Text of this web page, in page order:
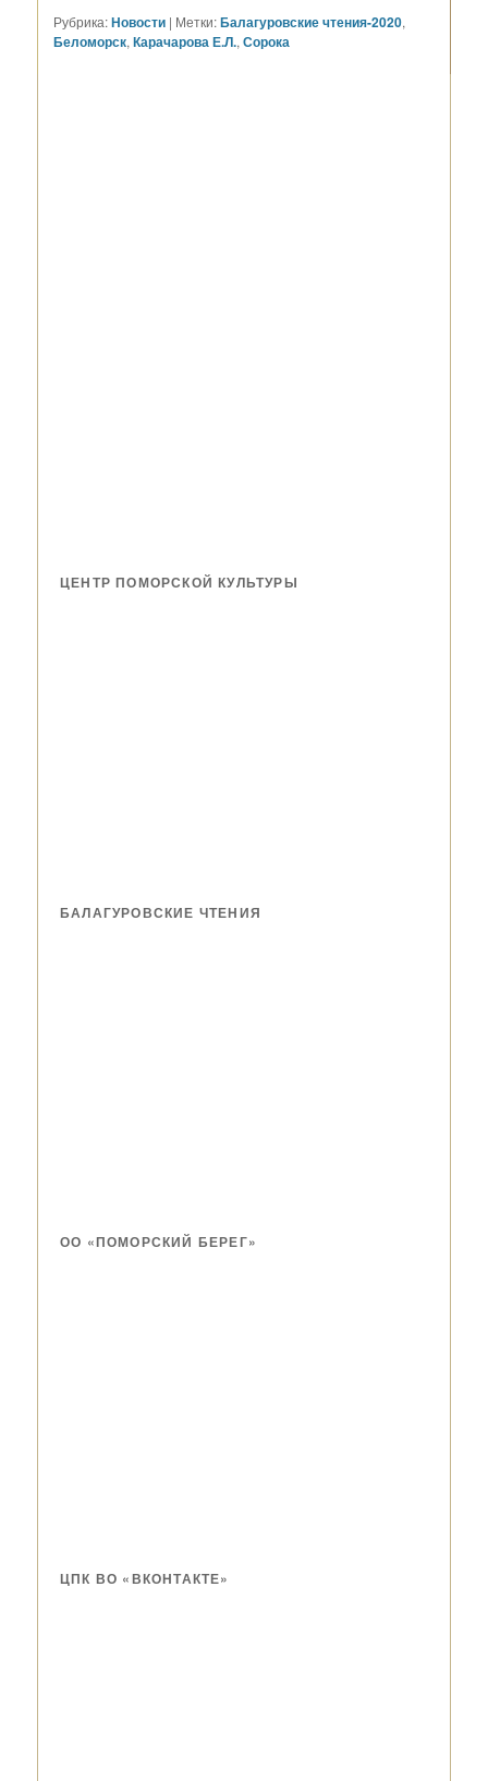
Рубрика:Новости | Метки:Балагуровские чтения-2020,
Беломорск,Карачарова Е.Л.,Сорока
ЦЕНТР ПОМОРСКОЙ КУЛЬТУРЫ
БАЛАГУРОВСКИЕ ЧТЕНИЯ
ОО «ПОМОРСКИЙ БЕРЕГ»
ЦПК ВО «ВКОНТАКТЕ»